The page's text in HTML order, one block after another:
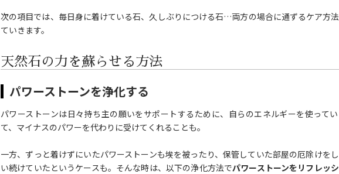
次の項目では、毎日身に着けている石、久しぶりにつける石…両方の場合に通ずるケア方
ていきます。
天然石の力を蘇らせる方法
パワーストーンを浄化する
パワーストーンは日々持ち主の願いをサポートするために、自らのエネルギーを使って
て、マイナスのパワーを代わりに受けてくれることも。
一方、ずっと着けずにいたパワーストーンも埃を被ったり、保管していた部屋の厄除けを
い続けていたというケースも。そんな時は、以下の浄化方法でパワーストーンをリフレッ